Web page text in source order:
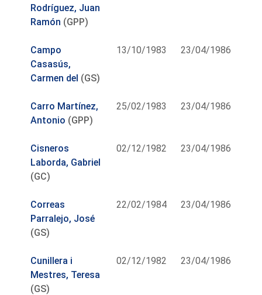
Rodríguez, Juan
Ramón (GPP)
Campo
Casasús,
Carmen del (GS)
13/10/1983 23/04/1986
Carro Martínez,
Antonio (GPP)
25/02/1983 23/04/1986
Cisneros
Laborda, Gabriel
(GC)
02/12/1982 23/04/1986
Correas
Parralejo, José
(GS)
22/02/1984 23/04/1986
Cunillera i
Mestres, Teresa
(GS)
02/12/1982 23/04/1986